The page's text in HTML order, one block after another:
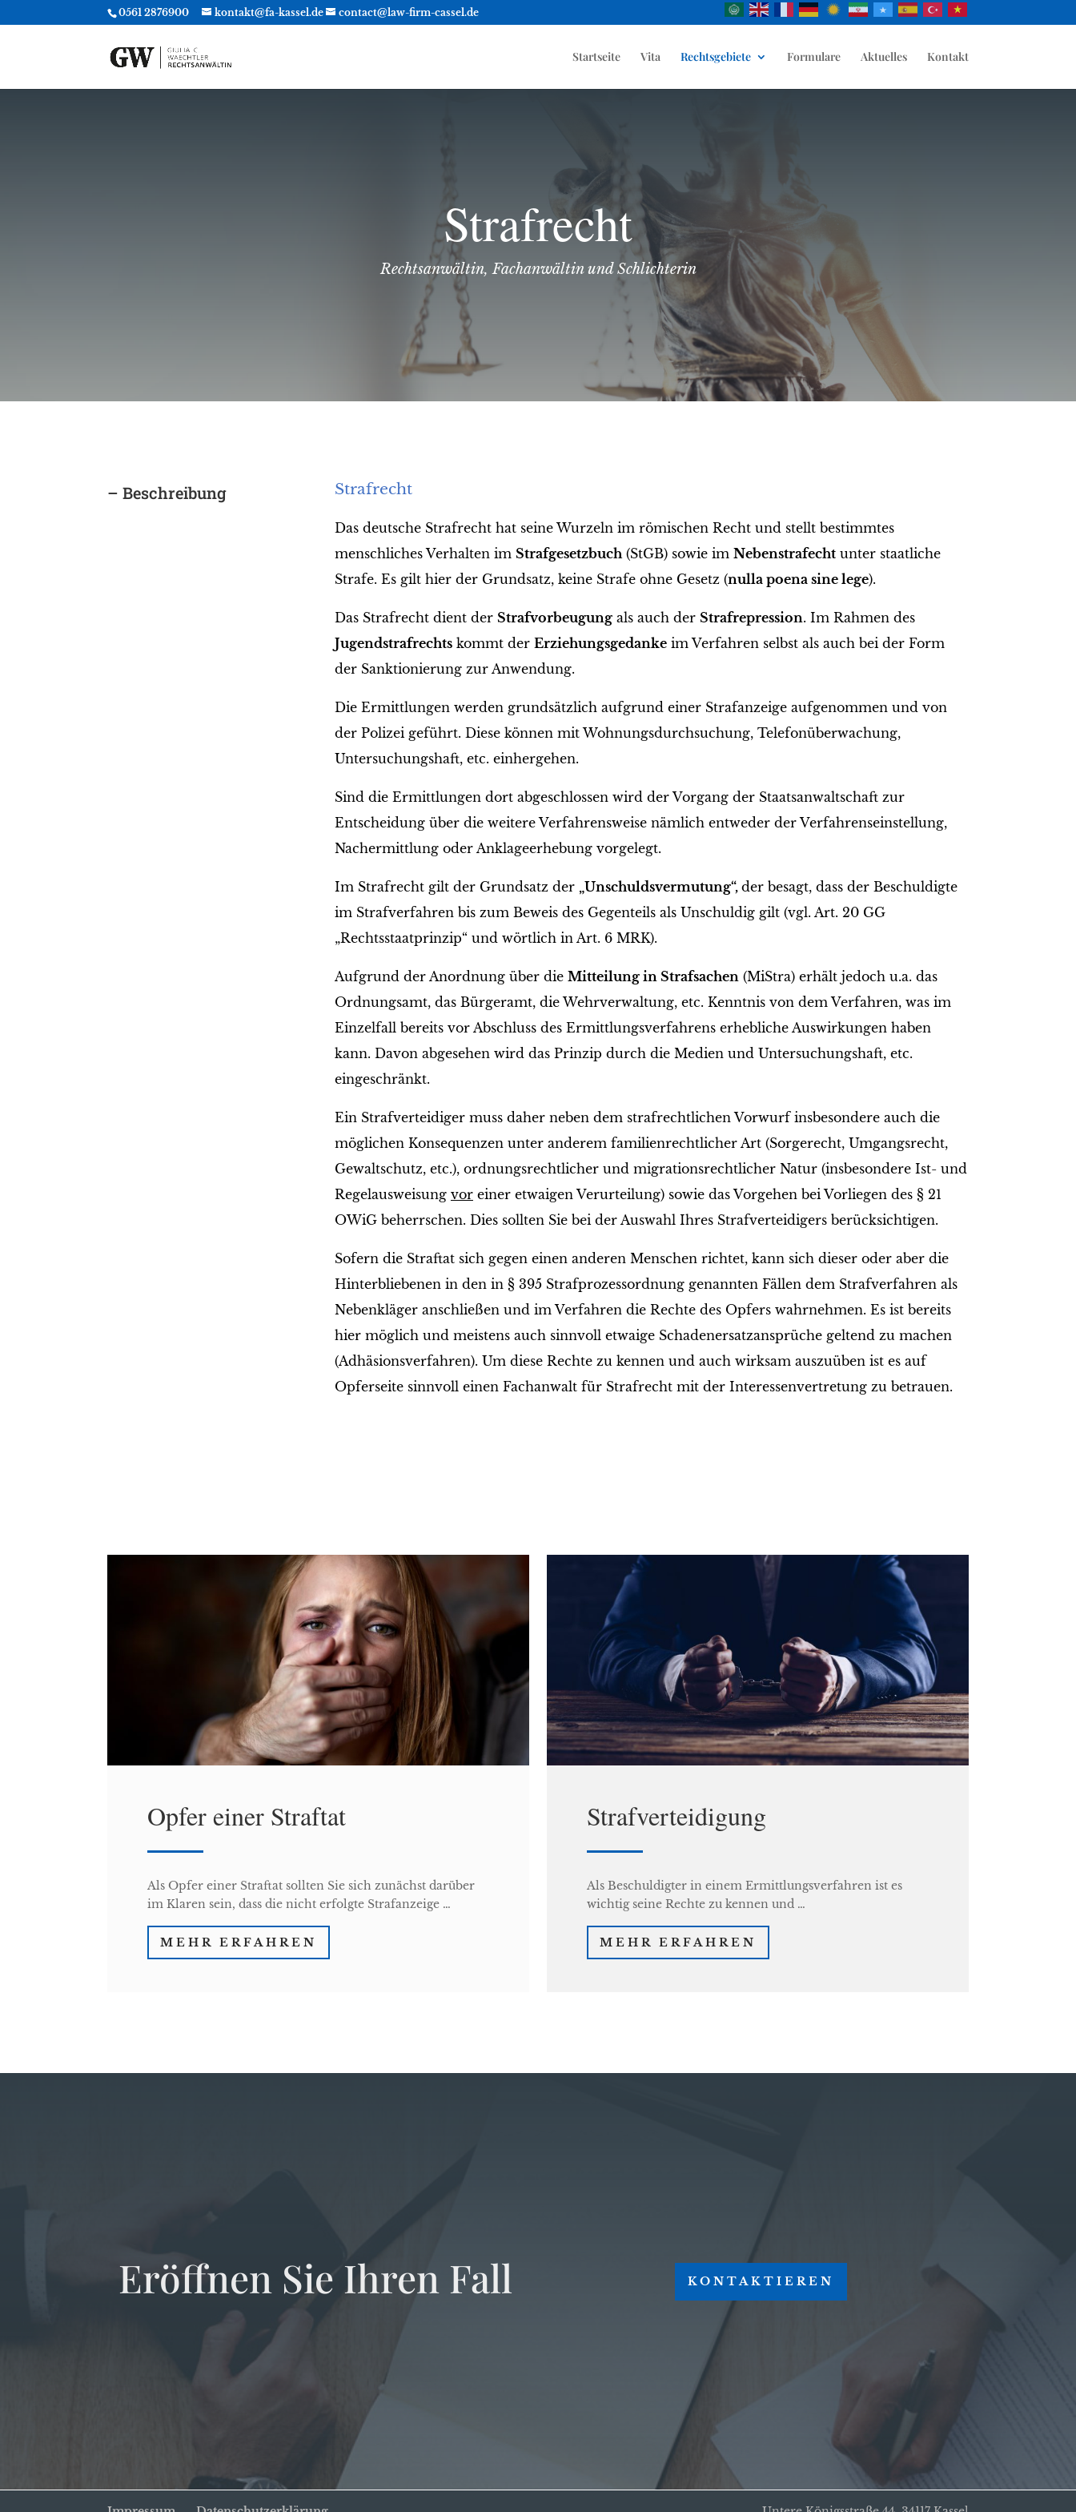
0561 2876900 kontakt@fa-kassel.de contact@law-firm-cassel.de
Startseite Vita Rechtsgebiete Formulare Aktuelles Kontakt
Strafrecht
Rechtsanwältin, Fachanwältin und Schlichterin
– Beschreibung Strafrecht
Das deutsche Strafrecht hat seine Wurzeln im römischen Recht und stellt bestimmtes
menschliches Verhalten im Strafgesetzbuch (StGB) sowie im Nebenstrafechtunter staatliche
Strafe. Es gilt hier der Grundsatz, keine Strafe ohne Gesetz (nulla poena sine lege).
Das Strafrecht dient der Strafvorbeugungals auch der Strafrepression. Im Rahmen des
Jugendstrafrechtskommt der Erziehungsgedankeim Verfahren selbst als auch bei der Form
der Sanktionierung zur Anwendung.
Die Ermittlungen werden grundsätzlich aufgrund einer Strafanzeige aufgenommen und von
der Polizei geführt. Diese können mit Wohnungsdurchsuchung, Telefonüberwachung,
Untersuchungshaft, etc. einhergehen.
Sind die Ermittlungen dort abgeschlossen wird der Vorgang der Staatsanwaltschaft zur
Entscheidung über die weitere Verfahrensweise nämlich entweder der Verfahrenseinstellung,
Nachermittlung oder Anklageerhebung vorgelegt.
Im Strafrecht gilt der Grundsatz der „Unschuldsvermutung“, der besagt, dass der Beschuldigte
im Strafverfahren bis zum Beweis des Gegenteils als Unschuldig gilt (vgl. Art. 20 GG
„Rechtsstaatprinzip“ und wörtlich in Art. 6 MRK).
Aufgrund der Anordnung über die Mitteilung in Strafsachen (MiStra) erhält jedoch u.a. das
Ordnungsamt, das Bürgeramt, die Wehrverwaltung, etc. Kenntnis von dem Verfahren, was im
Einzelfall bereits vor Abschluss des Ermittlungsverfahrens erhebliche Auswirkungen haben
kann. Davon abgesehen wird das Prinzip durch die Medien und Untersuchungshaft, etc.
eingeschränkt.
Ein Strafverteidiger muss daher neben dem strafrechtlichen Vorwurf insbesondere auch die
möglichen Konsequenzen unter anderem familienrechtlicher Art (Sorgerecht, Umgangsrecht,
Gewaltschutz, etc.), ordnungsrechtlicher und migrationsrechtlicher Natur (insbesondere Ist- und
Regelausweisung voreiner etwaigen Verurteilung) sowie das Vorgehen bei Vorliegen des § 21
OWiG beherrschen. Dies sollten Sie bei der Auswahl Ihres Strafverteidigers berücksichtigen.
Sofern die Straftat sich gegen einen anderen Menschen richtet, kann sich dieser oder aber die
Hinterbliebenen in den in § 395 Strafprozessordnung genannten Fällen dem Strafverfahren als
Nebenkläger anschließen und im Verfahren die Rechte des Opfers wahrnehmen. Es ist bereits
hier möglich und meistens auch sinnvoll etwaige Schadenersatzansprüche geltend zu machen
(Adhäsionsverfahren). Um diese Rechte zu kennen und auch wirksam auszuüben ist es auf
Opferseite sinnvoll einen Fachanwalt für Strafrecht mit der Interessenvertretung zu betrauen.
Opfer einer Straftat
Als Opfer einer Straftat sollten Sie sich zunächst darüber
im Klaren sein, dass die nicht erfolgte Strafanzeige …
MEHR ERFAHREN
Strafverteidigung
Als Beschuldigter in einem Ermittlungsverfahren ist es
wichtig seine Rechte zu kennen und …
MEHR ERFAHREN
Eröffnen Sie Ihren Fall KONTAKTIEREN